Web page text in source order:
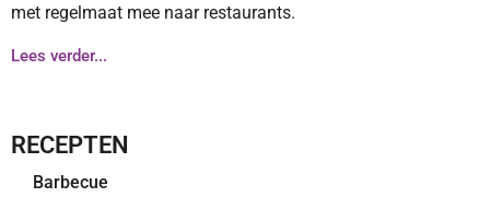
met regelmaat mee naar restaurants.
Lees verder...
RECEPTEN
Barbecue